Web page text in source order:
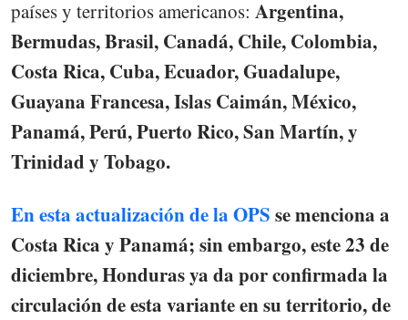
países y territorios americanos: Argentina,
Bermudas, Brasil, Canadá, Chile, Colombia,
Costa Rica, Cuba, Ecuador, Guadalupe,
Guayana Francesa, Islas Caimán, México,
Panamá, Perú, Puerto Rico, San Martín, y
Trinidad y Tobago.
En esta actualización de la OPS se menciona a
Costa Rica y Panamá; sin embargo, este 23 de
diciembre,Honduras ya da por confirmada la
circulación de esta variante en su territorio, de